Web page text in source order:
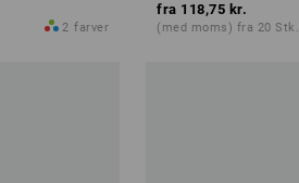
2 farver
fra 118,75 kr.
(med moms) fra 20 Stk.